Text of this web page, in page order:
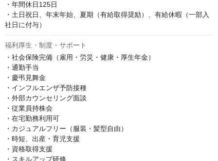
・年間休日125日
・土日祝日、年末年始、夏期（有給取得奨励）、有給休暇（一部入
社日に付与）
福利厚生・制度・サポート
・社会保険完備（雇⽤・労災・健康・厚⽣年⾦）
・通勤手当
・慶弔見舞金
・インフルエンザ予防接種
・外部カウンセリング面談
・従業員持株会
・在宅勤務利用可
・カジュアルフリー（服装・髪型自由）
・時短、出産・育児支援
・資格取得支援
・スキルアップ研修